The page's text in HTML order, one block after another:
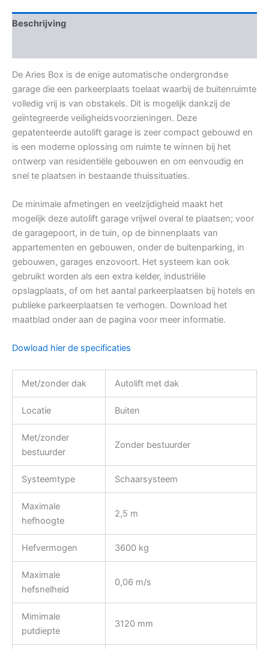
Beschrijving
De Aries Box is de enige automatische ondergrondse
garage die een parkeerplaats toelaat waarbij de buitenruimte
volledig vrij is van obstakels. Dit is mogelijk dankzij de
geïntegreerde veiligheidsvoorzieningen. Deze
gepatenteerde autolift garage is zeer compact gebouwd en
is een moderne oplossing om ruimte te winnen bij het
ontwerp van residentiële gebouwen en om eenvoudig en
snel te plaatsen in bestaande thuissituaties.
De minimale afmetingen en veelzijdigheid maakt het
mogelijk deze autolift garage vrijwel overal te plaatsen; voor
de garagepoort, in de tuin, op de binnenplaats van
appartementen en gebouwen, onder de buitenparking, in
gebouwen, garages enzovoort. Het systeem kan ook
gebruikt worden als een extra kelder, industriële
opslagplaats, of om het aantal parkeerplaatsen bij hotels en
publieke parkeerplaatsen te verhogen. Download het
maatblad onder aan de pagina voor meer informatie.
Dowload hier de specificaties
Met/zonder dak Autolift met dak
Locatie Buiten
Met/zonder
bestuurder
Zonder bestuurder
Systeemtype Schaarsysteem
Maximale
hefhoogte
2,5 m
Hefvermogen 3600 kg
Maximale
hefsnelheid
0,06 m/s
Mimimale
putdiepte
3120 mm